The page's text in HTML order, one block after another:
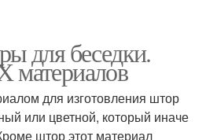
для беседки.
для изготовления штор
или цветной, который иначе
штор этот материал